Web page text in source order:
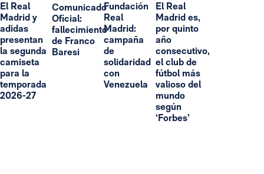
El Real
Madrid y
adidas
presentan
la segunda
camiseta
para la
temporada
2026-27
Comunicado
Oficial:
fallecimiento
de Franco
Baresi
Fundación
Real
Madrid:
campaña
de
solidaridad
con
Venezuela
El Real
Madrid es,
por quinto
año
consecutivo,
el club de
fútbol más
valioso del
mundo
según
‘Forbes’